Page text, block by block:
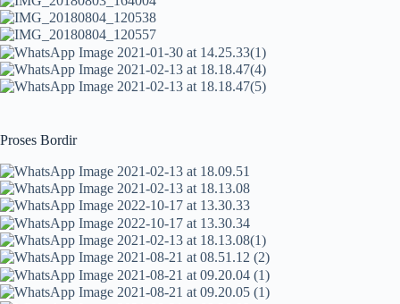
Proses Bordir